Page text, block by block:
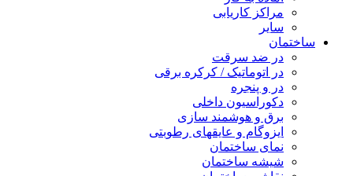
مراکز کاریابی
سایر
ساختمان
در ضد سرقت
در اتوماتیک / کرکره برقی
در و پنجره
دکوراسیون داخلی
برق و هوشمند سازی
ایزوگام و عایقهای رطوبتی
نمای ساختمان
شیشه ساختمان